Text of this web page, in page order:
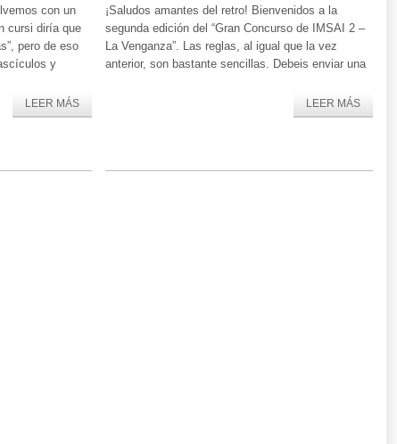
con un
cursi diría que
pero de eso
y
LEER MÁS
¡Saludos amantes del retro! Bienvenidos a la
segunda edición del “Gran Concurso de IMSAI 2 –
La Venganza”. Las reglas, al igual que la vez
anterior, son bastante sencillas. Debeis enviar una
LEER MÁS